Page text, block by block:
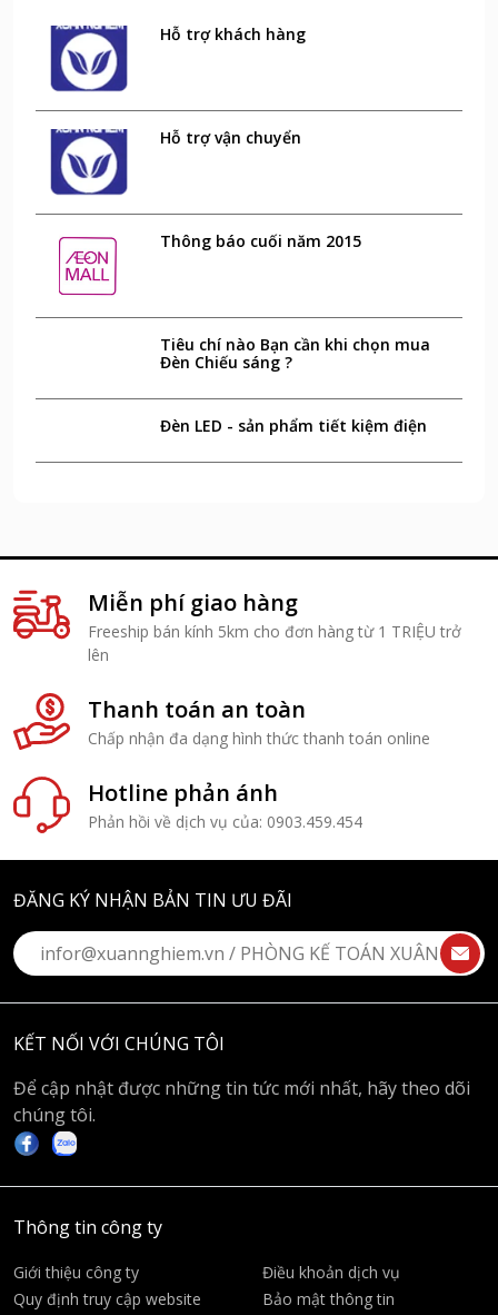
Hỗ trợ khách hàng
Hỗ trợ vận chuyển
Thông báo cuối năm 2015
Tiêu chí nào Bạn cần khi chọn mua
Đèn Chiếu sáng ?
Đèn LED - sản phẩm tiết kiệm điện
Miễn phí giao hàng
Freeship bán kính 5km cho đơn hàng từ 1 TRIỆU trở
lên
Thanh toán an toàn
Chấp nhận đa dạng hình thức thanh toán online
Hotline phản ánh
Phản hồi về dịch vụ của: 0903.459.454
ĐĂNG KÝ NHẬN BẢN TIN ƯU ĐÃI
KẾT NỐI VỚI CHÚNG TÔI
Để cập nhật được những tin tức mới nhất, hãy theo dõi
chúng tôi.
Thông tin công ty
Giới thiệu công ty
Điều khoản dịch vụ
Quy định truy cập website
Bảo mật thông tin